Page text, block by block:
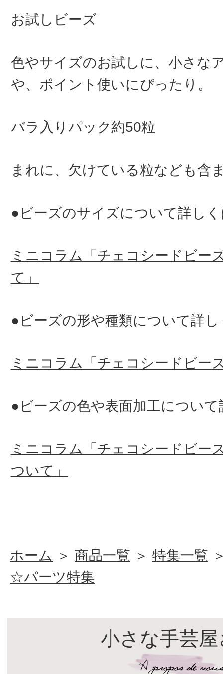
お試しビーズ
色やサイズのお試しに、小さな
や、ポイント使いにぴったり。
バラ入りパック約50粒
まれに、欠けている粒なども含
●ビーズのサイズについて詳し
ミニコラム「チェコシードビー
て」
●ビーズの形や種類について詳
ミニコラム「チェコシードビー
●ビーズの色や表面加工につい
ミニコラム「チェコシードビー
ついて」
ホーム ＞ 商品一覧 ＞ 特集一覧
☆パーツ特集
小さな手芸